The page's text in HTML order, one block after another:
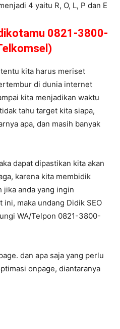
4 yaitu R, O, L, P dan E
0821-3800-
kita harus meriset
di dunia internet
kita menjadikan waktu
tahu target kita siapa,
apa, dan masih banyak
dapat dipastikan kita akan
karena kita membidik
jika anda yang ingin
maka undang Didik SEO
WA/Telpon 0821-3800-
dan apa saja yang perlu
onpage, diantaranya